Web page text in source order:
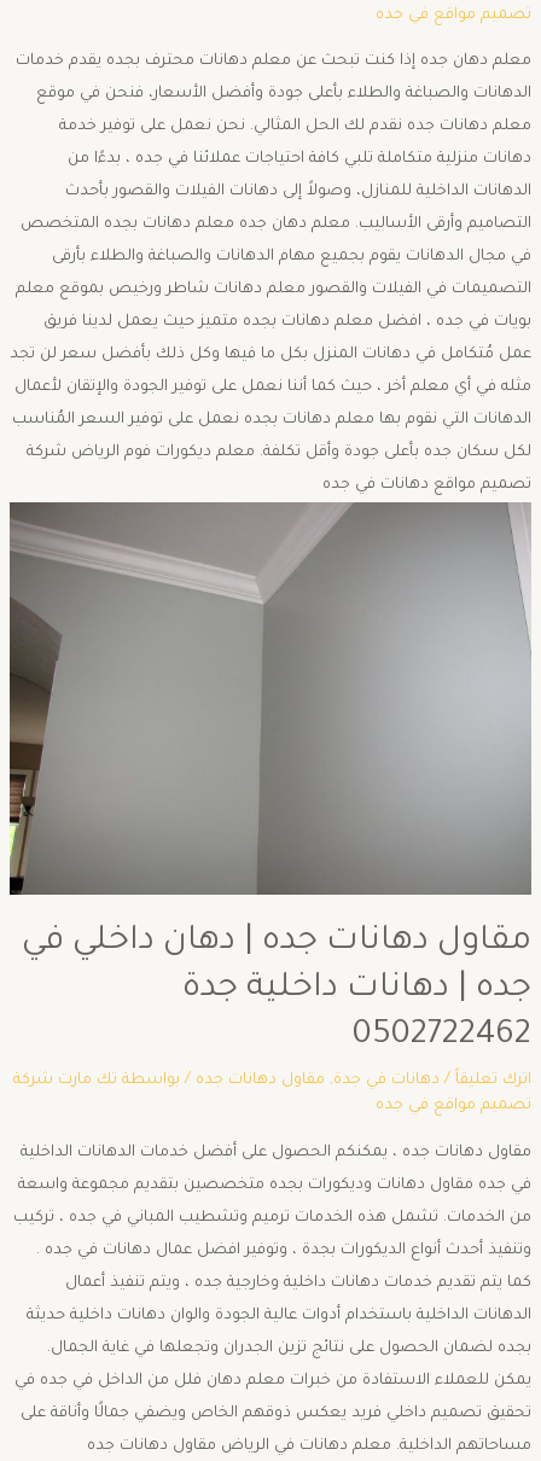
تصميم مواقع في جده
معلم دهان جده إذا كنت تبحث عن معلم دهانات محترف بجده يقدم خدمات
الدهانات والصباغة والطلاء بأعلى جودة وأفضل الأسعار، فنحن في موقع
معلم دهانات جده نقدم لك الحل المثالي. نحن نعمل على توفير خدمة
دهانات منزلية متكاملة تلبي كافة احتياجات عملائنا في جده ، بدءًا من
الدهانات الداخلية للمنازل، وصولاً إلى دهانات الفيلات والقصور بأحدث
التصاميم وأرقى الأساليب. معلم دهان جده معلم دهانات بجده المتخصص
في مجال الدهانات يقوم بجميع مهام الدهانات والصباغة والطلاء بأرقى
التصميمات في الفيلات والقصور معلم دهانات شاطر ورخيص بموقع معلم
بويات في جده ، افضل معلم دهانات بجده متميز حيث يعمل لدينا فريق
عمل مُتكامل في دهانات المنزل بكل ما فيها وكل ذلك بأفضل سعر لن تجد
مثله في أي معلم أخر ، حيث كما أننا نعمل على توفير الجودة والإتقان لأعمال
الدهانات التي نقوم بها معلم دهانات بجده نعمل على توفير السعر المُناسب
لكل سكان جده بأعلى جودة وأقل تكلفة. معلم ديكورات فوم الرياض شركة
تصميم مواقع دهانات في جده
مقاول دهانات جده | دهان داخلي في
جده | دهانات داخلية جدة
0502722462
اترك تعليقاً / دهانات في جدة, مقاول دهانات جده / بواسطة تك مارت شركة
تصميم مواقع في جده
مقاول دهانات جده ، يمكنكم الحصول على أفضل خدمات الدهانات الداخلية
في جده مقاول دهانات وديكورات بجده متخصصين بتقديم مجموعة واسعة
من الخدمات. تشمل هذه الخدمات ترميم وتشطيب المباني في جده ، تركيب
وتنفيذ أحدث أنواع الديكورات بجدة ، وتوفير افضل عمال دهانات في جده .
كما يتم تقديم خدمات دهانات داخلية وخارجية جده ، ويتم تنفيذ أعمال
الدهانات الداخلية باستخدام أدوات عالية الجودة والوان دهانات داخلية حديثة
بجده لضمان الحصول على نتائج تزين الجدران وتجعلها في غاية الجمال.
يمكن للعملاء الاستفادة من خبرات معلم دهان فلل من الداخل في جده في
تحقيق تصميم داخلي فريد يعكس ذوقهم الخاص ويضفي جمالًا وأناقة على
مساحاتهم الداخلية. معلم دهانات في الرياض مقاول دهانات جده